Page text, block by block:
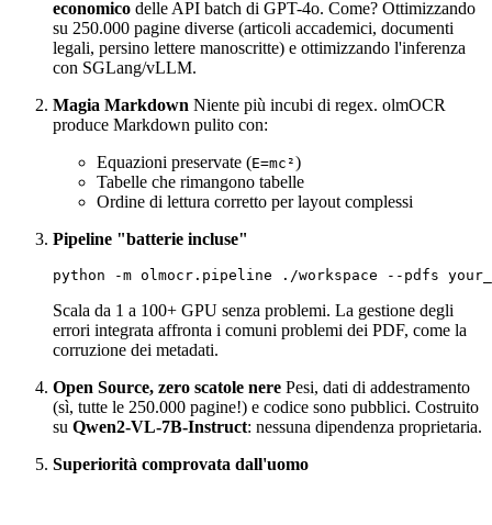
economico delle API batch di GPT-4o. Come? Ottimizzando
su 250.000 pagine diverse (articoli accademici, documenti
legali, persino lettere manoscritte) e ottimizzando l'inferenza
con SGLang/vLLM.
Magia Markdown Niente più incubi di regex. olmOCR
produce Markdown pulito con:
Equazioni preservate (E=mc²)
Tabelle che rimangono tabelle
Ordine di lettura corretto per layout complessi
Pipeline "batterie incluse"
Scala da 1 a 100+ GPU senza problemi. La gestione degli
errori integrata affronta i comuni problemi dei PDF, come la
corruzione dei metadati.
Open Source, zero scatole nere Pesi, dati di addestramento
(sì, tutte le 250.000 pagine!) e codice sono pubblici. Costruito
su Qwen2-VL-7B-Instruct: nessuna dipendenza proprietaria.
Superiorità comprovata dall'uomo